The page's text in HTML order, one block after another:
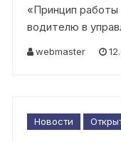
«Принцип
водителю в
webmaster
Новости